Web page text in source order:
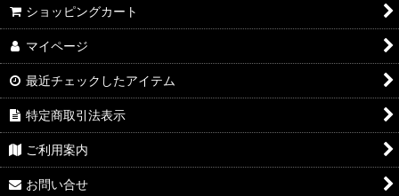
ショッピングカート
マイページ
最近チェックしたアイテム
特定商取引法表示
ご利用案内
お問い合せ